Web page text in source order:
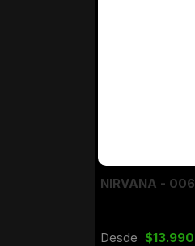
NIRVANA - 006
Desde $13.990